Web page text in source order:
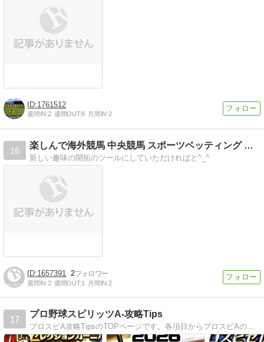
1761512
週間IN:2 週間OUT:8 月間IN:2
16
楽しんで海外競馬 中央競馬 スポーツベッティング オンライ…
新しい趣味の開拓のツールにしていただければと^_^
1657391 2
週間IN:2 週間OUT:1 月間IN:2
17
プロ野球スピリッツA-攻略Tips
プロスピA攻略TipsのTOPページです。各項目からプロスピAのイベントやガチャ、Sランク選手評価など、まだよくわかってないよという方は、こちらのTOPページから知りたい情報へどうぞ。